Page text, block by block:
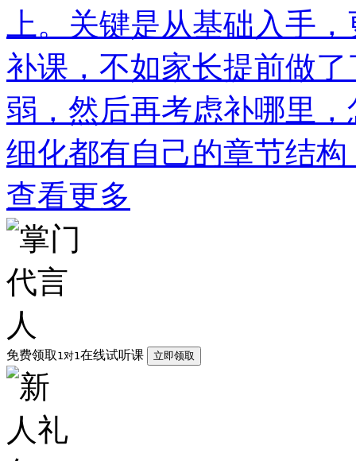
上。关键是从基础入手
补课，不如家长提前做
弱，然后再考虑补哪里
细化都有自己的章节结
查看更多
免费领取 1对1在线试听课 立即领取